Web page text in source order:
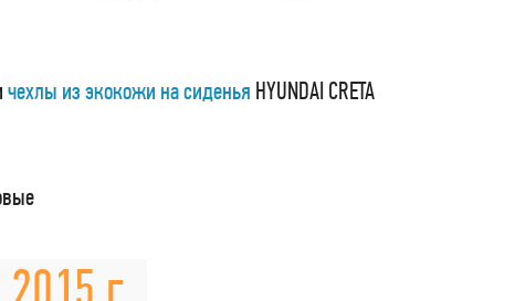
чехлы из экокожи на сиденья HYUNDAI CRETA